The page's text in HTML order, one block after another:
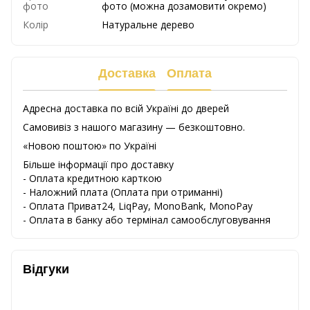
фото
фото (можна дозамовити окремо)
Колір
Натуральне дерево
Доставка Оплата
Адресна доставка по всій Україні до дверей
Самовивіз з нашого магазину — безкоштовно.
«Новою поштою» по Україні
Більше інформації про доставку
- Оплата кредитною карткою
- Наложний плата (Оплата при отриманні)
- Оплата Приват24, LiqPay, MonoBank, MonoPay
- Оплата в банку або термінал самообслуговування
Відгуки